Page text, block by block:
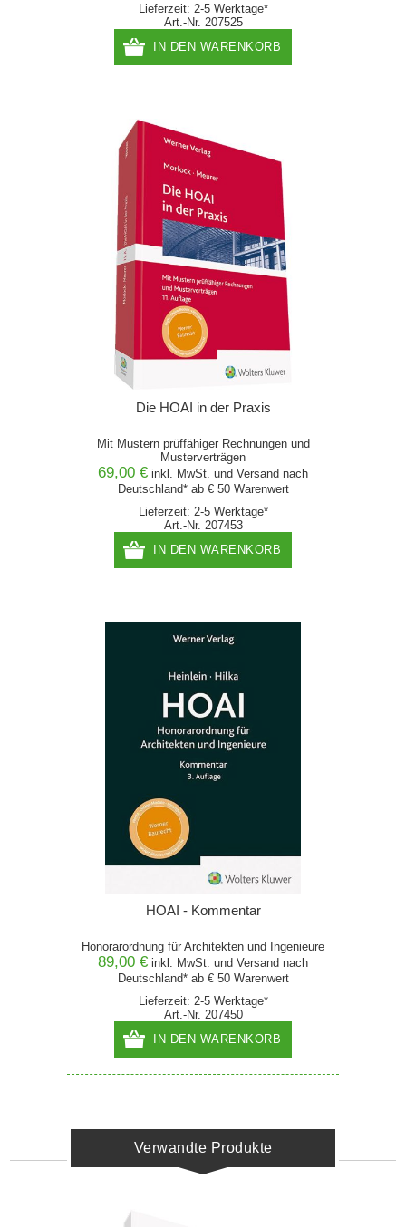
Lieferzeit: 2-5 Werktage*
Art.-Nr. 207525
IN DEN WARENKORB
Die HOAI in der Praxis
Mit Mustern prüffähiger Rechnungen und
Musterverträgen
69,00 € inkl. MwSt. und Versand nach
Deutschland* ab € 50 Warenwert
Lieferzeit: 2-5 Werktage*
Art.-Nr. 207453
IN DEN WARENKORB
HOAI - Kommentar
Honorarordnung für Architekten und Ingenieure
89,00 € inkl. MwSt. und Versand nach
Deutschland* ab € 50 Warenwert
Lieferzeit: 2-5 Werktage*
Art.-Nr. 207450
IN DEN WARENKORB
Verwandte Produkte